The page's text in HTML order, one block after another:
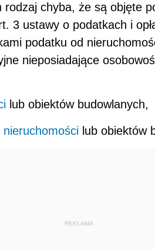
chyba, że są objęte
3 ustawy o podatkach i
podatku od
nieposiadające
lub obiektów budowlanych,
nieruchomości lub obiektów
REKLAMA